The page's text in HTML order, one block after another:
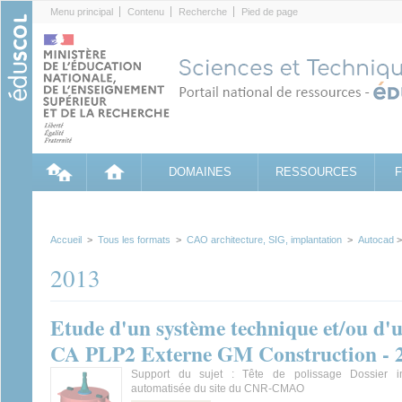
Menu principal Contenu Recherche Pied de page
DOMAINES RESSOURCES
Accueil > Tous les formats > CAO architecture, SIG, implantation > Autocad
2013
Etude d'un système technique et/ou
CA PLP2 Externe GM Construction -
Support du sujet : Tête de polissage Dossier
automatisée du site du CNR-CMAO